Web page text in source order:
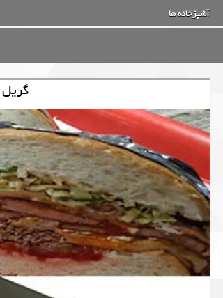
آشپزخانه ها